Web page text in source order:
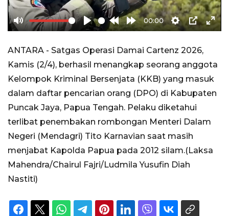
Mute Play
Rewind
10s
Forward
10s
00:00
Settings
PIP
ANTARA - Satgas Operasi Damai Cartenz 2026,
Kamis (2/4), berhasil menangkap seorang anggota
Kelompok Kriminal Bersenjata (KKB) yang masuk
dalam daftar pencarian orang (DPO) di Kabupaten
Puncak Jaya, Papua Tengah. Pelaku diketahui
terlibat penembakan rombongan Menteri Dalam
Negeri (Mendagri) Tito Karnavian saat masih
menjabat Kapolda Papua pada 2012 silam.(Laksa
Mahendra/Chairul Fajri/Ludmila Yusufin Diah
Nastiti)